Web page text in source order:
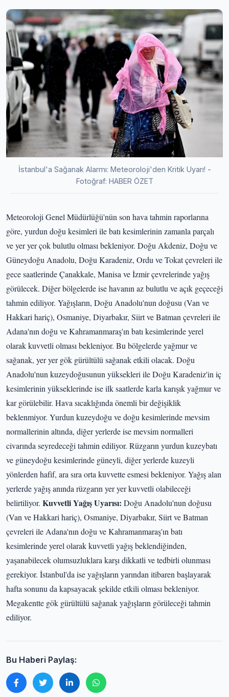
İstanbul'a Sağanak Alarmı: Meteoroloji'den Kritik Uyarı! -
Fotoğraf: HABER ÖZET
Meteoroloji Genel Müdürlüğü'nün son hava tahmin raporlarına
göre, yurdun doğu kesimleri ile batı kesimlerinin zamanla parçalı
ve yer yer çok bulutlu olması bekleniyor. Doğu Akdeniz, Doğu ve
Güneydoğu Anadolu, Doğu Karadeniz, Ordu ve Tokat çevreleri ile
gece saatlerinde Çanakkale, Manisa ve İzmir çevrelerinde yağış
görülecek. Diğer bölgelerde ise havanın az bulutlu ve açık geçeceği
tahmin ediliyor. Yağışların, Doğu Anadolu'nun doğusu (Van ve
Hakkari hariç), Osmaniye, Diyarbakır, Siirt ve Batman çevreleri ile
Adana'nın doğu ve Kahramanmaraş'ın batı kesimlerinde yerel
olarak kuvvetli olması bekleniyor. Bu bölgelerde yağmur ve
sağanak, yer yer gök gürültülü sağanak etkili olacak. Doğu
Anadolu'nun kuzeydoğusunun yüksekleri ile Doğu Karadeniz'in iç
kesimlerinin yükseklerinde ise ilk saatlerde karla karışık yağmur ve
kar görülebilir. Hava sıcaklığında önemli bir değişiklik
beklenmiyor. Yurdun kuzeydoğu ve doğu kesimlerinde mevsim
normallerinin altında, diğer yerlerde ise mevsim normalleri
civarında seyredeceği tahmin ediliyor. Rüzgarın yurdun kuzeybatı
ve güneydoğu kesimlerinde güneyli, diğer yerlerde kuzeyli
yönlerden hafif, ara sıra orta kuvvette esmesi bekleniyor. Yağış alan
yerlerde yağış anında rüzgarın yer yer kuvvetli olabileceği
belirtiliyor. Kuvvetli Yağış Uyarısı: Doğu Anadolu'nun doğusu
(Van ve Hakkari hariç), Osmaniye, Diyarbakır, Siirt ve Batman
çevreleri ile Adana'nın doğu ve Kahramanmaraş'ın batı
kesimlerinde yerel olarak kuvvetli yağış beklendiğinden,
yaşanabilecek olumsuzluklara karşı dikkatli ve tedbirli olunması
gerekiyor. İstanbul'da ise yağışların yarından itibaren başlayarak
hafta sonunu da kapsayacak şekilde etkili olması bekleniyor.
Megakentte gök gürültülü sağanak yağışların görüleceği tahmin
ediliyor.
Bu Haberi Paylaş: